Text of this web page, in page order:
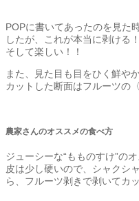
POPに書いてあったのを見た
したが、これが本当に剥ける！
そして楽しい！！
また、見た目も目をひく鮮や
カットした断面はフルーツの
農家さんのオススメの食べ方
ジューシーな“もものすけ”の
皮は少し硬いので、シャクシ
ら、フルーツ剥きで剥いてカッ